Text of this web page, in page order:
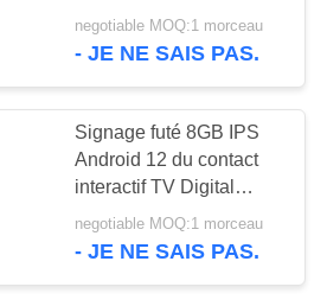
35
travail ou étude en ligne
negotiable MOQ:1 morceau
- JE NE SAIS PAS.
Signage futé 8GB IPS
Android 12 du contact
interactif TV Digital
d'Incell
negotiable MOQ:1 morceau
- JE NE SAIS PAS.